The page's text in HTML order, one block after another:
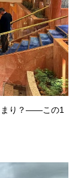
まり？――この1